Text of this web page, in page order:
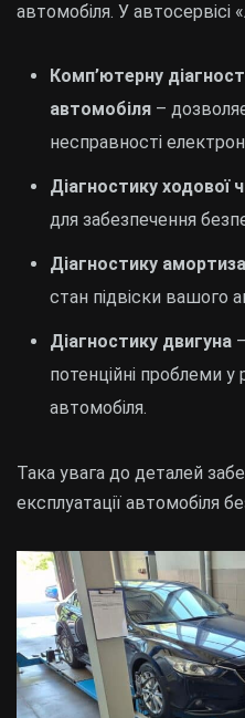
автомобіля. У автосервісі
Комп’ютерну
автомобіля –
несправності
Діагностику ходової
для забезпечення
Діагностику
стан підвіски вашого
Діагностику двигуна
потенційні проблеми
автомобіля.
Така увага до деталей
експлуатації автомобіля